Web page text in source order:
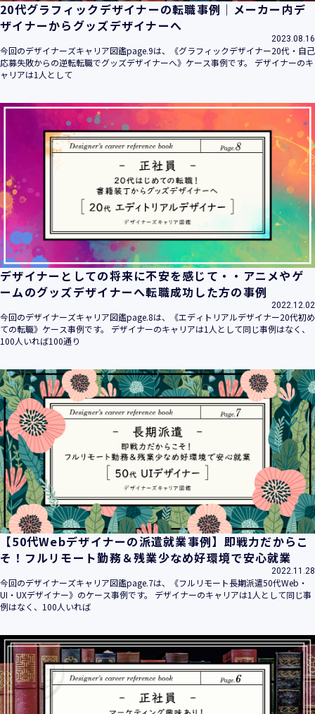
20代グラフィックデザイナーの転職事例｜メーカー内デ
ザイナーからグッズデザイナーへ
2023.08.16
今回のデザイナーズキャリア図鑑page.9は、《グラフィックデザイナー20代・自己
応募失敗からの逆転転職でグッズデザイナーへ》ケース事例です。 デザイナーのキ
ャリアは1人として
デザイナーとしての将来に不安を感じて・・アニメやゲ
ームのグッズデザイナーへ転職成功した方の事例
2022.12.02
今回のデザイナーズキャリア図鑑page.8は、《エディトリアルデザイナー20代初め
ての転職》ケース事例です。 デザイナーのキャリアは1人として同じ事例はなく、
100人いれば100通り
【50代Webデザイナーの派遣就業事例】即戦力だからこ
そ！フルリモート勤務＆残業少なめ好環境で安心就業
2022.11.28
今回のデザイナーズキャリア図鑑page.7は、《フルリモート長期派遣50代Web・
UI・UXデザイナー》のケース事例です。 デザイナーのキャリアは1人として同じ事
例はなく、100人いれば